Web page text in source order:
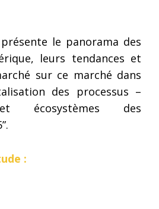
présente le panorama des
leurs tendances et
sur ce marché dans
des processus –
et écosystèmes des
: